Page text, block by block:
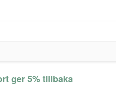
ger 5% tillbaka